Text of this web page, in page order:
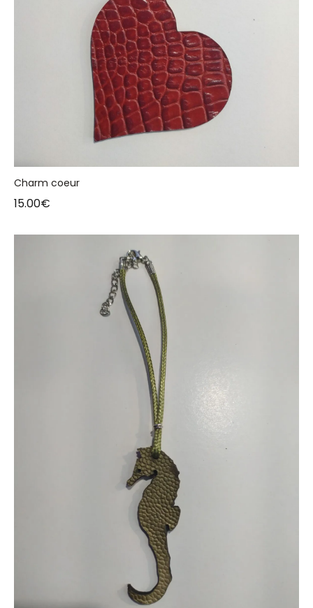
Charm coeur
15.00€